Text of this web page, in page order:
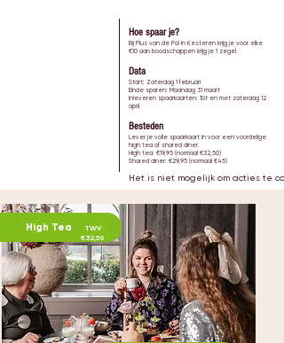
Hoe spaar je?
Bij Plus van de Pol in Kesteren krijg je voor elke
€10 aan boodschappen krijg je 1 zegel.
Data
Start: Zaterdag 1 februari
Einde sparen: Maandag 31 maart
Inleveren spaarkaarten: Tot en met zaterdag 12
april.
Besteden
Lever je volle spaarkaart in voor een voordelige
high tea of shared diner.
High tea: €19,95 (normaal €32,50)
Shared diner: €29,95 (normaal €45)
Het is niet mogelijk om acties te
High Tea
TWV
€32,50